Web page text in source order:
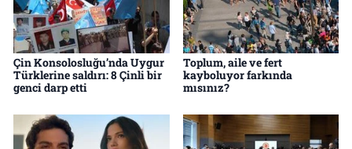
Çin Konsolosluğu’nda Uygur
Türklerine saldırı: 8 Çinli bir
genci darp etti
Toplum, aile ve fert
kayboluyor farkında
mısınız?